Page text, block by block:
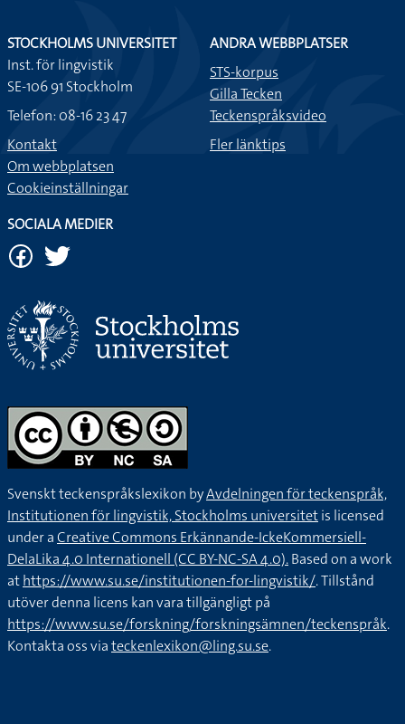
STOCKHOLMS UNIVERSITET
Inst. för lingvistik
SE-106 91 Stockholm
Telefon: 08-16 23 47
Kontakt
Om webbplatsen
Cookieinställningar
ANDRA WEBBPLATSER
STS-korpus
Gilla Tecken
Teckenspråksvideo
Fler länktips
SOCIALA MEDIER
Svenskt teckenspråkslexikon byAvdelningen för teckenspråk,
Institutionen för lingvistik, Stockholms universitetis licensed
under aCreative Commons Erkännande-IckeKommersiell-
DelaLika 4.0 Internationell (CC BY-NC-SA 4.0).Based on a work
athttps://www.su.se/institutionen-for-lingvistik/. Tillstånd
utöver denna licens kan vara tillgängligt på
https://www.su.se/forskning/forskningsämnen/teckenspråk.
Kontakta oss viateckenlexikon@ling.su.se.